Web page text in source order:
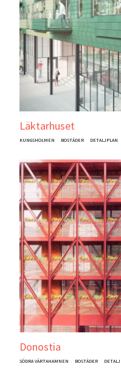
Läktarhuset
KUNGSHOLMEN BOSTÄDER DETALJPLAN
Donostia
SÖDRA VÄRTAHAMNEN BOSTÄDER